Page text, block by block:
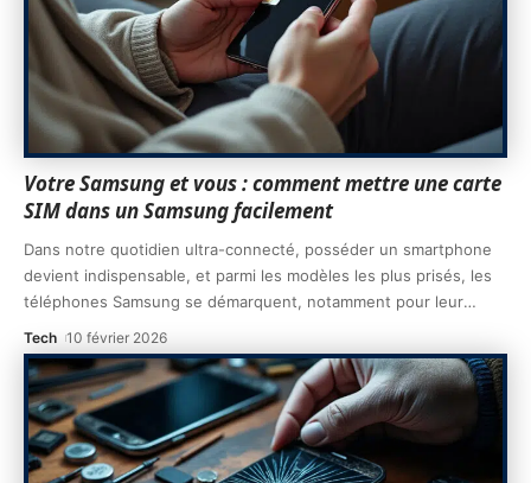
Votre Samsung et vous : comment mettre une carte
SIM dans un Samsung facilement
Dans notre quotidien ultra-connecté, posséder un smartphone
devient indispensable, et parmi les modèles les plus prisés, les
téléphones Samsung se démarquent, notamment pour leur…
Tech 10 février 2026